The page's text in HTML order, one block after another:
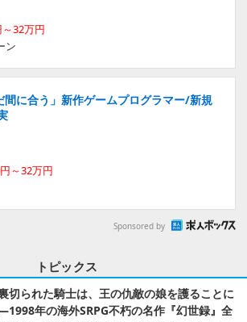
32万円
ン
間に合う」新作ゲームプログラマー/新規
～32万円
Sponsored by
トピックス
切られた騎士は、王の仇敵の娘を護ることに
年の海外SRPG不朽の名作『幻世録』全